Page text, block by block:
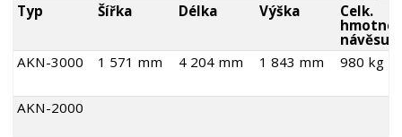
Typ Šířka Délka Výška
Celk.
návěsu
AKN-3000
1 571 mm 4 204 mm 1 843 mm 980 kg
AKN-2000